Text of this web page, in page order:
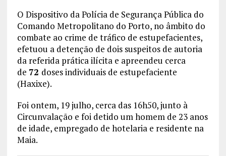
O Dispositivo da Polícia de Segurança Pública do
Comando Metropolitano do Porto, no âmbito do
combate ao crime de tráfico de estupefacientes,
efetuou a detenção de dois suspeitos de autoria
da referida prática ilícita e apreendeu cerca
de 72 doses individuais de estupefaciente
(Haxixe).
Foi ontem, 19 julho, cerca das 16h50, junto à
Circunvalação e foi detido um homem de 23 anos
de idade, empregado de hotelaria e residente na
Maia.